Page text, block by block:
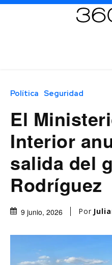
Política Seguridad
El
Interior
salida del
Rodríguez
9 junio, 2026 Por